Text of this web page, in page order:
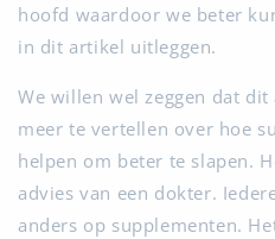
hoofd waardoor we beter
in dit artikel uitleggen.
We willen wel zeggen dat
meer te vertellen over hoe
helpen om beter te slapen.
advies van een dokter.
anders op supplementen.